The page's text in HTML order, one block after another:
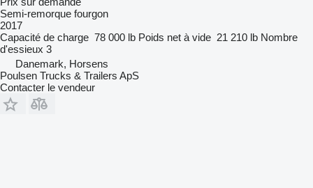
Semi-remorque fourgon
2017
Capacité de charge 78 000 lb Poids net à vide 21 210 lb Nombre
d'essieux 3
Danemark, Horsens
Poulsen Trucks & Trailers ApS
Contacter le vendeur